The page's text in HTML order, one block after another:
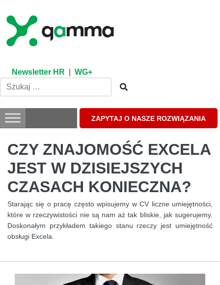
content
Newsletter HR WG+
ZAPYTAJ O NASZE ROZWIĄZANIA
CZY ZNAJOMOŚĆ EXCELA
JEST W DZISIEJSZYCH
CZASACH KONIECZNA?
Starając się o pracę często wpisujemy w CV liczne umiejętności,
które w rzeczywistości nie są nam aż tak bliskie, jak sugerujemy.
Doskonałym przykładem takiego stanu rzeczy jest umiejętność
obsługi Excela.